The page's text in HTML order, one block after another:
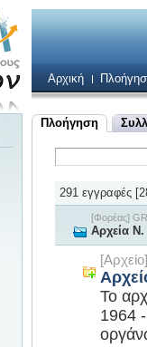
Αρχική
Πλοήγηση
291 εγγραφές
[Φορέας]
Αρχεία
Το
1964 -